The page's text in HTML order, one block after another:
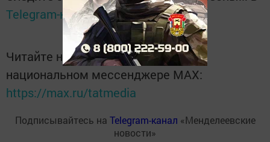
Telegram-каналеТатмедиа
Читайте новости Татарстана в
национальном мессенджере MАХ:
https://max.ru/tatmedia
Подписывайтесь на Telegram-канал «Менделеевские
новости»